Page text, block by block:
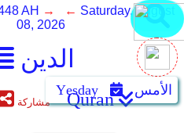
الدين
AH → ← Saturday, August
08, 2026
Yẹsday الأمس
مشاركة Quran